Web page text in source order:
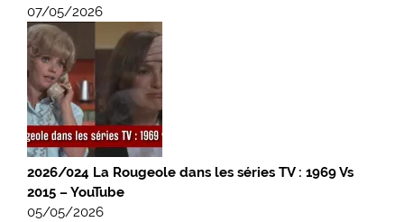
07/05/2026
2026/024 La Rougeole dans les séries TV : 1969 Vs
2015 – YouTube
05/05/2026